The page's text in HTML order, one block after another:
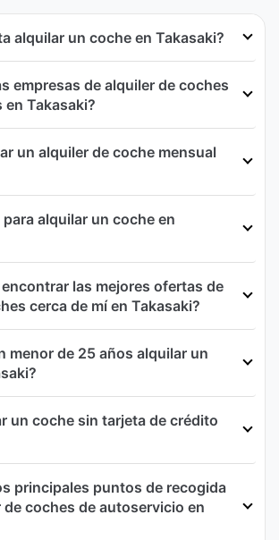
alquilar un coche en Takasaki?
empresas de alquiler de coches
en Takasaki?
un alquiler de coche mensual
alquilar un coche en
las mejores ofertas de
cerca de mí en Takasaki?
menor de 25 años alquilar un
un coche sin tarjeta de crédito
principales puntos de recogida
de coches de autoservicio en